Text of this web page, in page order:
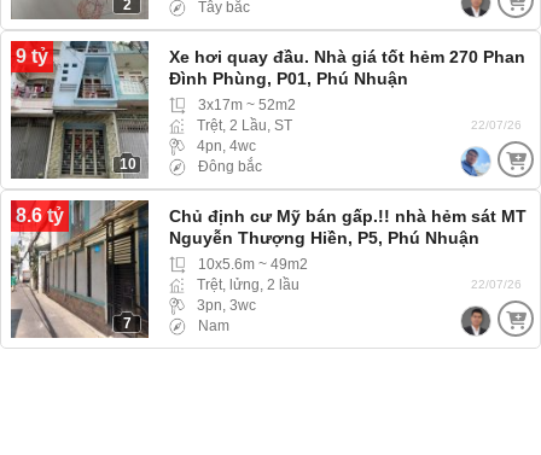
2
Tây bắc
9 tỷ
10
Xe hơi quay đầu. Nhà giá tốt hẻm 270 Phan
Đình Phùng, P01, Phú Nhuận
3x17m ~ 52m2
Trệt, 2 Lầu, ST
4pn, 4wc
Đông bắc
22/07/26
8.6 tỷ
7
Chủ định cư Mỹ bán gấp.!! nhà hẻm sát MT
Nguyễn Thượng Hiền, P5, Phú Nhuận
(Phường Đức Nhuận) hẻm 3m ba gác ra
vào thoải mái
10x5.6m ~ 49m2
Trệt, lửng, 2 lầu
3pn, 3wc
Nam
22/07/26